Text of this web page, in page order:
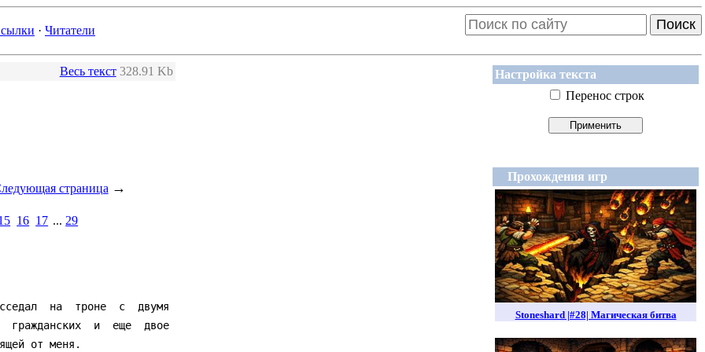
· Читатели Поиск
Настройка текста
Перенос строк
Прохождения игр
Stoneshard |#28| Магическая битва
Весь текст 328.91 Kb
страница →
16 17 ... 29